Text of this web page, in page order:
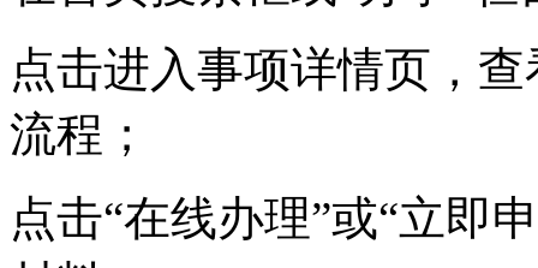
点击进入事项详情页，
流程；
点击“在线办理”或“立即